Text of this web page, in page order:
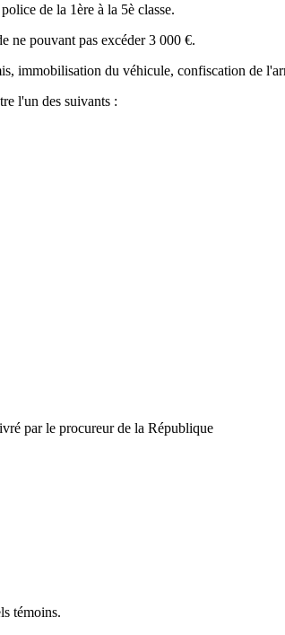
de la 1ère à la 5è classe.
ne pouvant pas excéder3 000 €.
immobilisation du véhicule, confiscation de
l'un des suivants :
par le procureur de la République
témoins.